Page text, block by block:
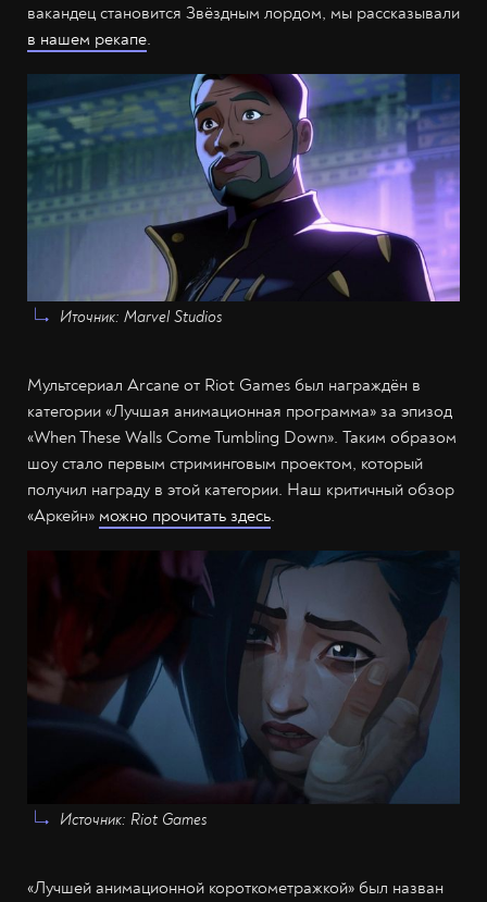
вакандец становится Звёздным лордом, мы рассказывали
в нашем рекапе.
Иточник: Marvel Studios
Мультсериал Arcane от Riot Games был награждён в
категории «Лучшая анимационная программа» за эпизод
«When These Walls Come Tumbling Down». Таким образом
шоу стало первым стриминговым проектом, который
получил награду в этой категории. Наш критичный обзор
«Аркейн» можно прочитать здесь.
Источник: Riot Games
«Лучшей анимационной короткометражкой» был назван